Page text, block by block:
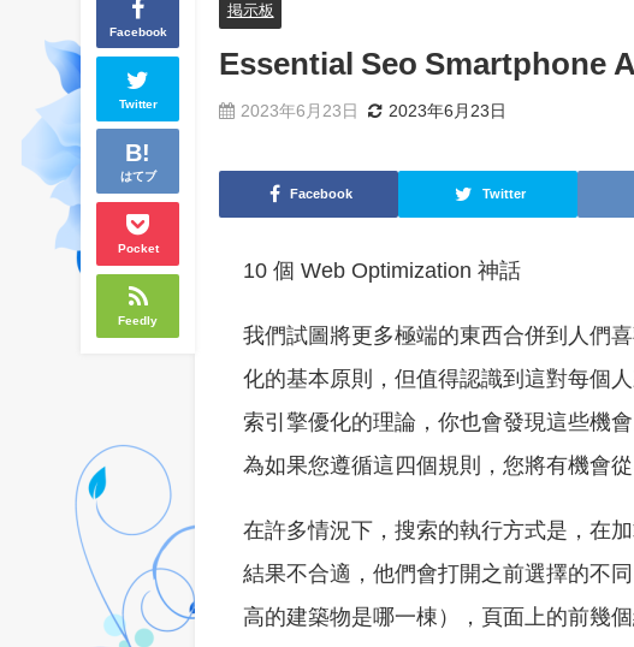
Facebook
Twitter
はてブ
Pocket
Feedly
掲示板
Essential Seo Smartphone
2023年6月23日 2023年6月23日
Facebook Twitter
10 個 Web Optimization 神話
我們試圖將更多極端的東西合併到人們
化的基本原則，但值得認識到這對每個
索引擎優化的理論，你也會發現這些機
為如果您遵循這四個規則，您將有機會
在許多情況下，搜索的執行方式是，在
結果不合適，他們會打開之前選擇的不
高的建築物是哪一棟），頁面上的前幾